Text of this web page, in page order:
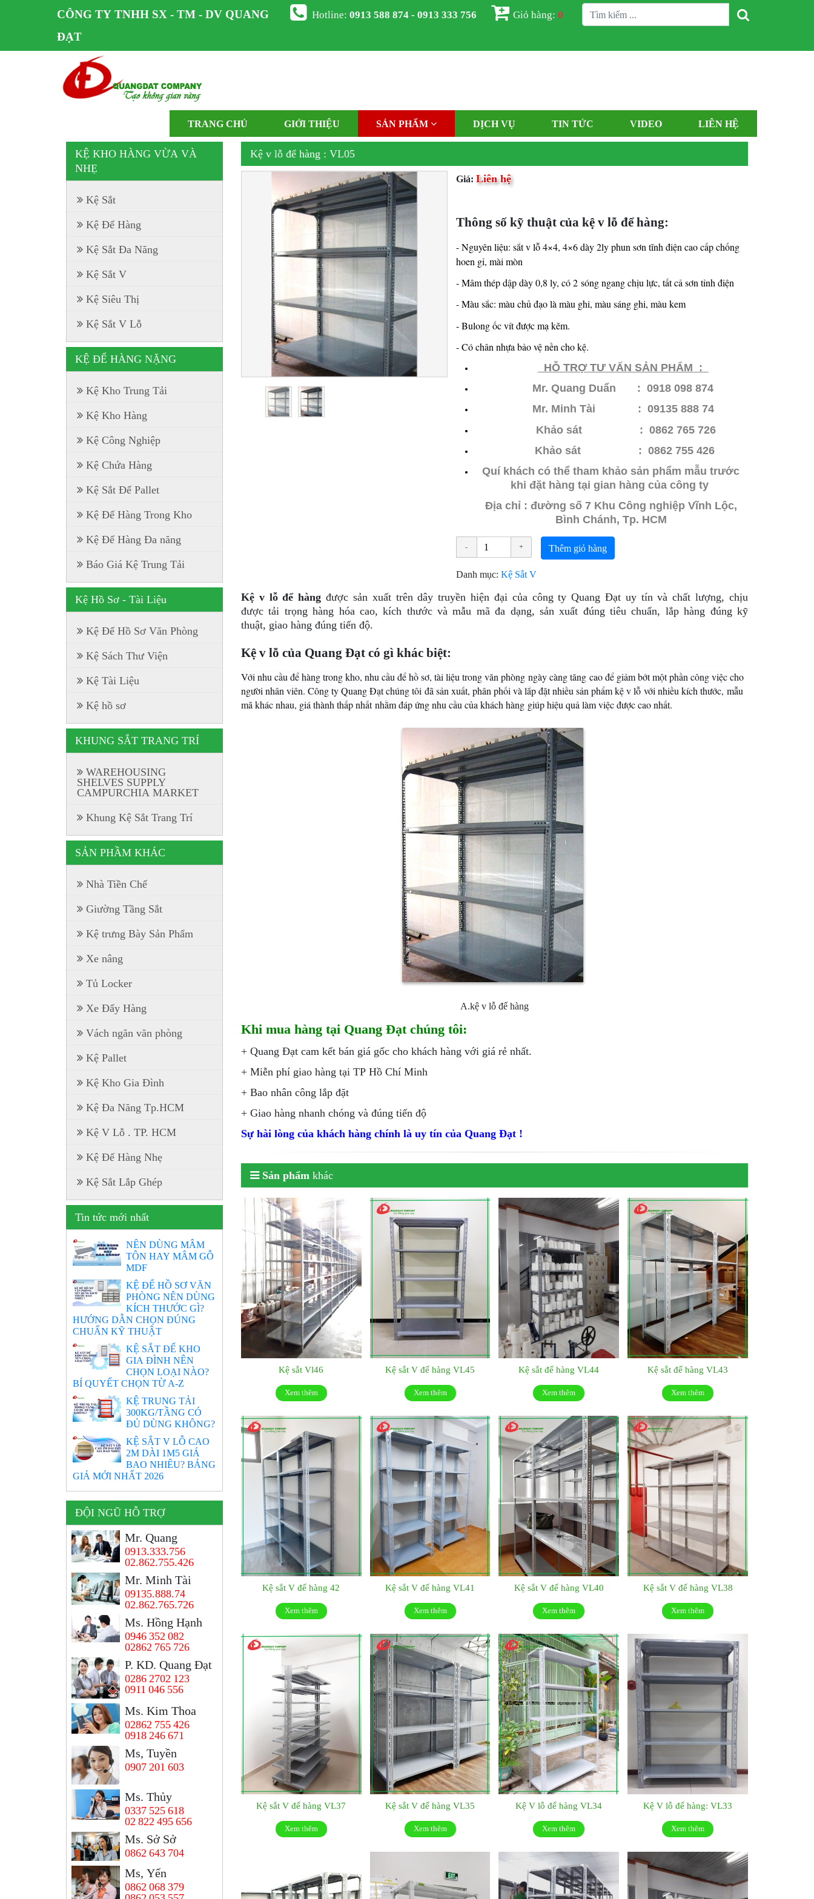
CÔNG TY TNHH SX - TM - DV QUANG
ĐẠT
Hotline:0913 588 874 - 0913 333 756 Giỏ hàng:0
TRANG CHỦ GIỚI THIỆU SẢN PHẨM DỊCH VỤ TIN TỨC VIDEO LIÊN HỆ
Kệ v lỗ để hàng : VL05
Giá: Liên hệ
Thông số kỹ thuật của kệ v lỗ để hàng:
- Nguyên liệu: sắt v lỗ 4×4, 4×6 dày 2ly phun sơn tĩnh điện cao cấp chống
hoen gỉ, mài mòn
- Mâm thép dập dày 0,8 ly, có 2 sóng ngang chịu lực, tất cả sơn tỉnh điện
- Màu sắc: màu chủ đạo là màu ghi, màu sáng ghi, màu kem
- Bulong ốc vít được mạ kẽm.
- Có chân nhựa bảo vệ nền cho kệ.
HỖ​ TRỢ TƯ VẤN SẢN PHẨM :
Mr. Quang Duẩn : 0918 098 874
Mr. Minh Tài : 09135 888 74
Khảo sát : 0862 765 726
Khảo sát
: 0862 755 426
Quí khách có thể tham khảo sản phẩm mẫu trước
khi đặt hàng tại gian hàng của công ty
Địa chỉ : đường số 7 Khu Công nghiệp Vĩnh Lộc,
Bình Chánh, Tp. HCM
Thêm giỏ hàng
Danh mục: Kệ Sắt V
Kệ v lỗ để hàng được sản xuất trên dây truyền hiện đại của công ty Quang Đạt uy tín và chất lượng, chịu
được tải trọng hàng hóa cao, kích thước và mẫu mã đa dạng, sản xuất đúng tiêu chuẩn, lắp hàng đúng kỹ
thuật, giao hàng đúng tiến độ.
Kệ v lỗ của Quang Đạt có gì khác biệt:
Với nhu cầu để hàng trong kho, nhu cầu để hồ sơ, tài liệu trong văn phòng ngày càng tăng cao để giảm bớt một phần công việc cho
người nhân viên. Công ty Quang Đạt chúng tôi đã sản xuất, phân phối và lắp đặt nhiều sản phẩm kệ v lỗ với nhiều kích thước, mẫu
mã khác nhau, giá thành thấp nhất nhằm đáp ứng nhu cầu của khách hàng giúp hiệu quả làm việc được cao nhất.
A.kệ v lỗ để hàng
Khi mua hàng tại Quang Đạt chúng tôi:
+ Quang Đạt cam kết bán giá gốc cho khách hàng với giá rẻ nhất.
+ Miễn phí giao hàng tại TP Hồ Chí Minh
+ Bao nhân công lắp đặt
+ Giao hàng nhanh chóng và đúng tiến độ
Sự hài lòng của khách hàng chính là uy tín của Quang Đạt !
Sản phẩm khác
Kệ sắt Vl46
Xem thêm
Kệ sắt V để hàng VL45
Xem thêm
Kệ sắt để hàng VL44
Xem thêm
Kệ sắt để hàng VL43
Xem thêm
Kệ sắt V để hàng 42
Xem thêm
Kệ sắt V để hàng VL41
Xem thêm
Kệ sắt V để hàng VL40
Xem thêm
Kệ sắt V để hàng VL38
Xem thêm
Kệ sắt V để hàng VL37
Xem thêm
Kệ sắt V để hàng VL35
Xem thêm
Kệ V lỗ để hàng VL34
Xem thêm
Kệ V lỗ để hàng: VL33
Xem thêm
KỆ KHO HÀNG VỪA VÀ
NHẸ
Kệ Sắt
Kệ Để Hàng
Kệ Sắt Đa Năng
Kệ Sắt V
Kệ Siêu Thị
Kệ Sắt V Lỗ
KỆ ĐỂ HÀNG NẶNG
Kệ Kho Trung Tải
Kệ Kho Hàng
Kệ Công Nghiệp
Kệ Chứa Hàng
Kệ Sắt Để Pallet
Kệ Để Hàng Trong Kho
Kệ Để Hàng Đa năng
Báo Giá Kệ Trung Tải
Kệ Hồ Sơ - Tài Liệu
Kệ Để Hồ Sơ Văn Phòng
Kệ Sách Thư Viện
Kệ Tài Liệu
Kệ hồ sơ
KHUNG SẮT TRANG TRÍ
WAREHOUSING
SHELVES SUPPLY
CAMPURCHIA MARKET
Khung Kệ Sắt Trang Trí
SẢN PHẦM KHÁC
Nhà Tiền Chế
Giường Tầng Sắt
Kệ trưng Bày Sản Phẩm
Xe nâng
Tủ Locker
Xe Đẩy Hàng
Vách ngăn văn phòng
Kệ Pallet
Kệ Kho Gia Đình
Kệ Đa Năng Tp.HCM
Kệ V Lỗ . TP. HCM
Kệ Để Hàng Nhẹ
Kệ Sắt Lắp Ghép
Tin tức mới nhất
NÊN DÙNG MÂM
TÔN HAY MÂM GỖ
MDF
KỆ ĐỂ HỒ SƠ VĂN
PHÒNG NÊN DÙNG
KÍCH THƯỚC GÌ?
HƯỚNG DẪN CHỌN ĐÚNG
CHUẨN KỸ THUẬT
KỆ SẮT ĐỂ KHO
GIA ĐÌNH NÊN
CHỌN LOẠI NÀO?
BÍ QUYẾT CHỌN TỪ A-Z
KỆ TRUNG TẢI
300KG/TẦNG CÓ
ĐỦ DÙNG KHÔNG?
KỆ SẮT V LỖ CAO
2M DÀI 1M5 GIÁ
BAO NHIÊU? BẢNG
GIÁ MỚI NHẤT 2026
ĐỘI NGŨ HỖ TRỢ
Mr. Quang
0913.333.756
02.862.755.426
Mr. Minh Tài
09135.888.74
02.862.765.726
Ms. Hồng Hạnh
0946 352 082
02862 765 726
P. KD. Quang Đạt
0286 2702 123
0911 046 556
Ms. Kim Thoa
02862 755 426
0918 246 671
Ms, Tuyền
0907 201 603
Ms. Thủy
0337 525 618
02 822 495 656
Ms. Sở Sở
0862 643 704
Ms, Yến
0862 068 379